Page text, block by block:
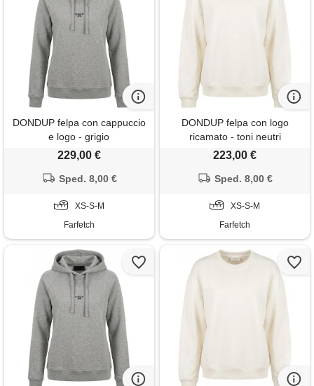
DONDUP felpa con cappuccio
e logo - grigio
229,00 €
Sped. 8,00 €
XS-S-M
Farfetch
DONDUP felpa con logo
ricamato - toni neutri
223,00 €
Sped. 8,00 €
XS-S-M
Farfetch